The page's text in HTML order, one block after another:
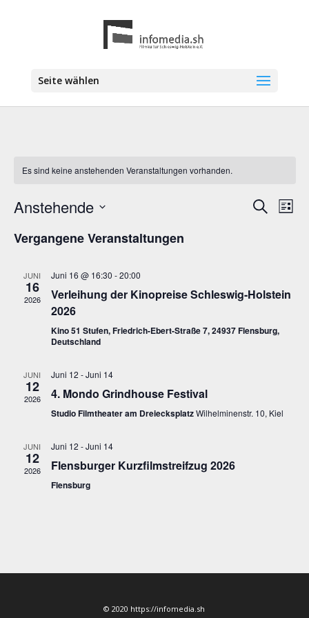
Seite wählen
Es sind keine anstehenden Veranstaltungen vorhanden.
SucheListe
Anstehende
wählen.
Vergangene Veranstaltungen
JUNI
16
2026
Juni 16 @ 16:30 -20:00
Verleihung der Kinopreise Schleswig-Holstein
2026
Kino 51 Stufen, Friedrich-Ebert-Straße 7, 24937 Flensburg,
Deutschland
JUNI
12
2026
Juni 12 -Juni 14
4. Mondo Grindhouse Festival
Studio Filmtheater am DreiecksplatzWilhelminenstr. 10, Kiel
JUNI
12
2026
Juni 12 -Juni 14
Flensburger Kurzfilmstreifzug 2026
Flensburg
© 2020 https://infomedia.sh